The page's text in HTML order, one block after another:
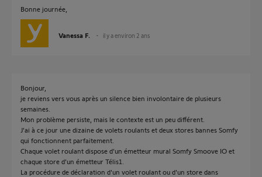
Bonne journée,
Vanessa F. il y a environ 2 ans
Bonjour,
je reviens vers vous après un silence bien involontaire de plusieurs
semaines.
Mon problème persiste, mais le contexte est un peu différent.
J'ai à ce jour une dizaine de volets roulants et deux stores bannes Somfy
qui fonctionnent parfaitement.
Chaque volet roulant dispose d'un émetteur mural Somfy Smoove IO et
chaque store d'un émetteur Télis1.
La procédure de déclaration d'un volet roulant ou d'un store dans